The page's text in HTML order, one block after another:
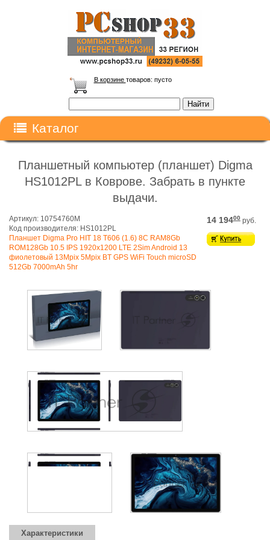
В корзине товаров: пусто
Каталог
Планшетный компьютер (планшет) Digma
HS1012PL в Коврове. Забрать в пункте
выдачи.
Артикул: 10754760M
Код производителя: HS1012PL
Планшет Digma Pro HIT 18 T606 (1.6) 8C RAM8Gb
ROM128Gb 10.5 IPS 1920x1200 LTE 2Sim Android 13
фиолетовый 13Mpix 5Mpix BT GPS WiFi Touch microSD
512Gb 7000mAh 5hr
14 19400 руб.
Характеристики